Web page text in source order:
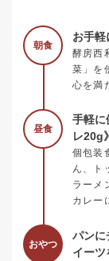
朝食
お手軽
酵房西
菜」を
心を満
昼食
手軽に
レ20g》
個包装
ん、ト
ラーメ
カレー
おやつ
パンに
イーツ